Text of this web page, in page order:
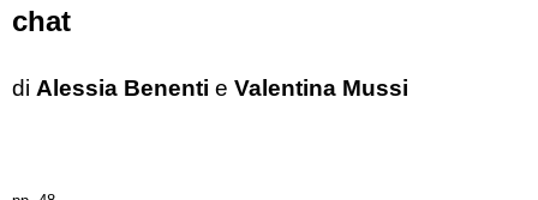
chat
di Alessia Benenti e Valentina Mussi